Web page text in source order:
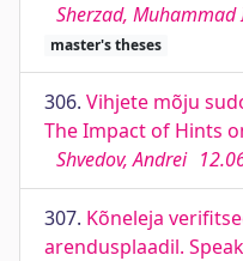
Sherzad, Muhammad
master's theses
306. Vihjete mõju
The Impact of Hints
Shvedov, Andrei
307. Kõneleja
arendusplaadil.